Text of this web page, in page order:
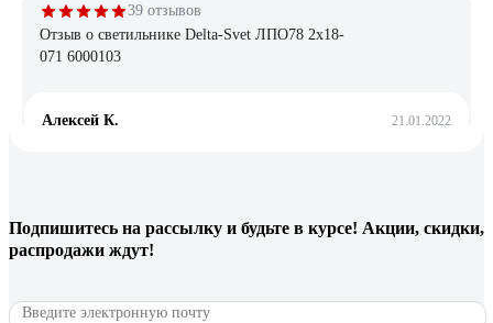
39 отзывов
Отзыв о светильнике Delta-Svet ЛПО78 2х18-
071 6000103
Алексей К. 21.01.2022
светильнике нет.
6 отзывов
Подпишитесь на рассылку и будьте в курсе! Акции, скидки,
распродажи ждут!